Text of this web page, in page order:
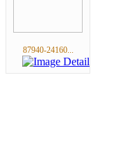
87940-24160...